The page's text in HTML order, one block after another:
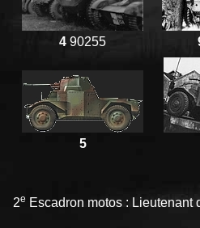
4 90255
5
2e Escadron motos : Lieutenant